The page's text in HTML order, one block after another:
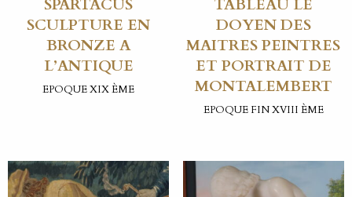
SPARTACUS
SCULPTURE EN
BRONZE A
L’ANTIQUE
EPOQUE XIX ÈME
TABLEAU LE
DOYEN DES
MAITRES PEINTRES
ET PORTRAIT DE
MONTALEMBERT
EPOQUE FIN XVIII ÈME